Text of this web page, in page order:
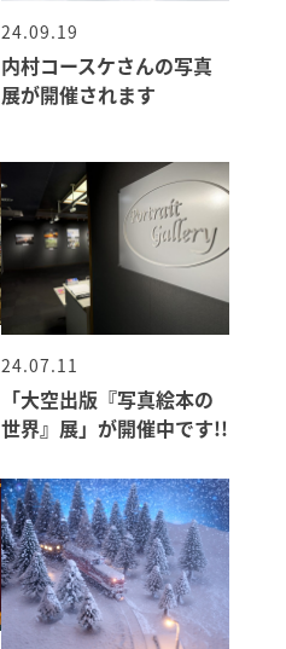
24.09.19
内村コースケさんの写真
展が開催されます
24.07.11
「大空出版『写真絵本の
世界』展」が開催中です!!